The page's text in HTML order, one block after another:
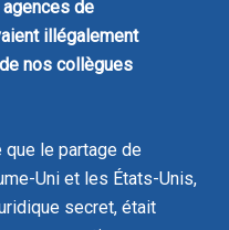
agences de
illégalement
nos collègues
que le partage de
Uni et les États-Unis,
secret, était